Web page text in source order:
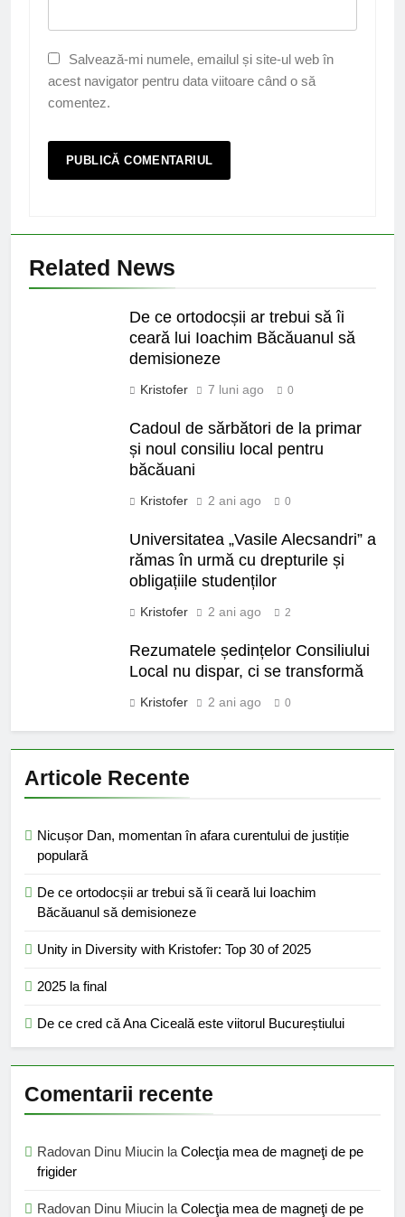
Salvează-mi numele, emailul și site-ul web în
acest navigator pentru data viitoare când o să
comentez.
Related News
De ce ortodocșii ar trebui să îi
ceară lui Ioachim Băcăuanul să
demisioneze
Kristofer 7 luni ago 0
Cadoul de sărbători de la primar
și noul consiliu local pentru
băcăuani
Kristofer 2 ani ago 0
Universitatea „Vasile Alecsandri” a
rămas în urmă cu drepturile și
obligațiile studenților
Kristofer 2 ani ago 2
Rezumatele ședințelor Consiliului
Local nu dispar, ci se transformă
Kristofer 2 ani ago 0
Articole Recente
Nicușor Dan, momentan în afara curentului de justiție
populară
De ce ortodocșii ar trebui să îi ceară lui Ioachim
Băcăuanul să demisioneze
Unity in Diversity with Kristofer: Top 30 of 2025
2025 la final
De ce cred că Ana Ciceală este viitorul Bucureștiului
Comentarii recente
Radovan Dinu Miucin la Colecţia mea de magneţi de pe
frigider
Radovan Dinu Miucin la Colecţia mea de magneţi de pe